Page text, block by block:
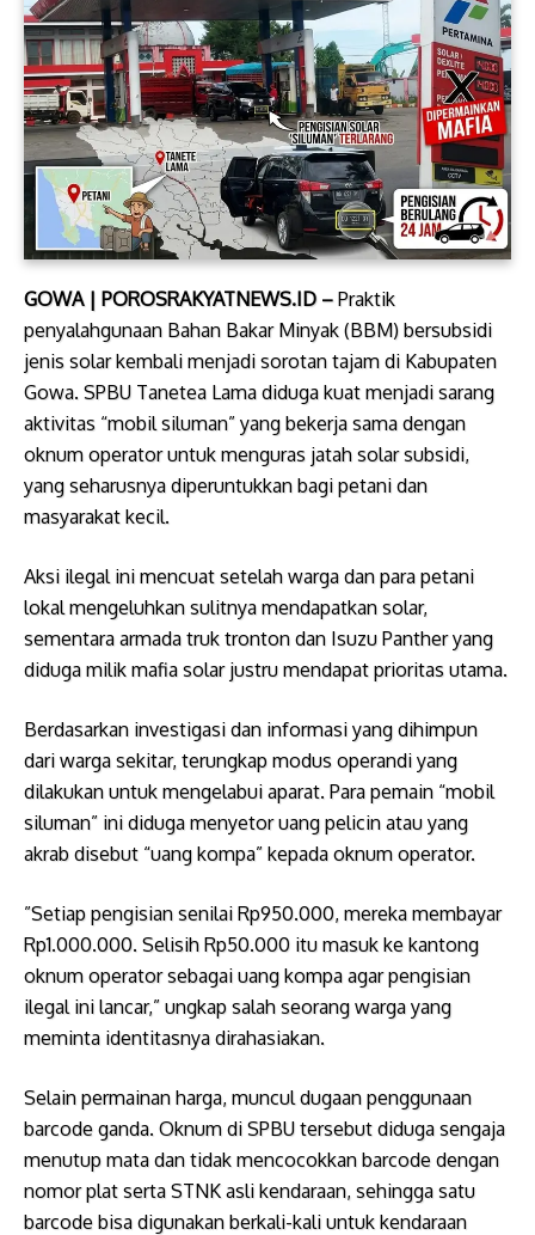
GOWA | POROSRAKYATNEWS.ID – Praktik
penyalahgunaan Bahan Bakar Minyak (BBM) bersubsidi
jenis solar kembali menjadi sorotan tajam di Kabupaten
Gowa. SPBU Tanetea Lama diduga kuat menjadi sarang
aktivitas “mobil siluman” yang bekerja sama dengan
oknum operator untuk menguras jatah solar subsidi,
yang seharusnya diperuntukkan bagi petani dan
masyarakat kecil.
​Aksi ilegal ini mencuat setelah warga dan para petani
lokal mengeluhkan sulitnya mendapatkan solar,
sementara armada truk tronton dan Isuzu Panther yang
diduga milik mafia solar justru mendapat prioritas utama.
Berdasarkan investigasi dan informasi yang dihimpun
dari warga sekitar, terungkap modus operandi yang
dilakukan untuk mengelabui aparat. Para pemain “mobil
siluman” ini diduga menyetor uang pelicin atau yang
akrab disebut “uang kompa” kepada oknum operator.
​”Setiap pengisian senilai Rp950.000, mereka membayar
Rp1.000.000. Selisih Rp50.000 itu masuk ke kantong
oknum operator sebagai uang kompa agar pengisian
ilegal ini lancar,” ungkap salah seorang warga yang
meminta identitasnya dirahasiakan.
Selain permainan harga, muncul dugaan penggunaan
barcode ganda. Oknum di SPBU tersebut diduga sengaja
menutup mata dan tidak mencocokkan barcode dengan
nomor plat serta STNK asli kendaraan, sehingga satu
barcode bisa digunakan berkali-kali untuk kendaraan